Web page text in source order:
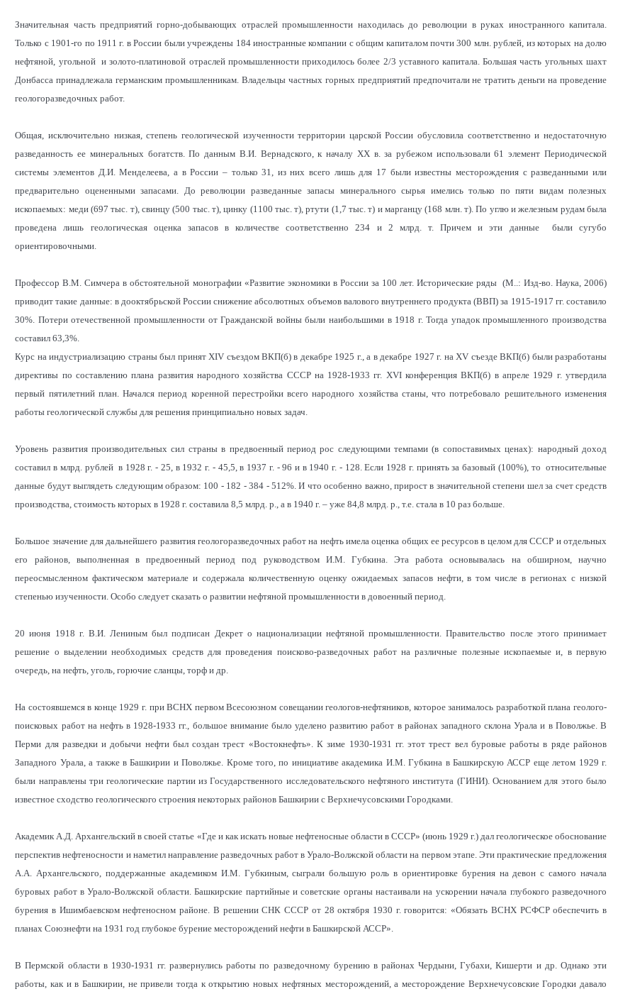
Значительная часть предприятий горно-добывающих отраслей промышленности находилась до революции в руках иностранного капитала.
Только с 1901-го по 1911 г. в России были учреждены 184 иностранные компании с общим капиталом почти 300 млн. рублей, из которых на долю
нефтяной, угольной и золото-платиновой отраслей промышленности приходилось более 2/3 уставного капитала. Большая часть угольных шахт
Донбасса принадлежала германским промышленникам. Владельцы частных горных предприятий предпочитали не тратить деньги на проведение
геологоразведочных работ.
Общая, исключительно низкая, степень геологической изученности территории царской России обусловила соответственно и недостаточную
разведанность ее минеральных богатств. По данным В.И. Вернадского, к началу XX в. за рубежом использовали 61 элемент Периодической
системы элементов Д.И. Менделеева, а в России – только 31, из них всего лишь для 17 были известны месторождения с разведанными или
предварительно оцененными запасами. До революции разведанные запасы минерального сырья имелись только по пяти видам полезных
ископаемых: меди (697 тыс. т), свинцу (500 тыс. т), цинку (1100 тыс. т), ртути (1,7 тыс. т) и марганцу (168 млн. т). По углю и железным рудам была
проведена лишь геологическая оценка запасов в количестве соответственно 234 и 2 млрд. т. Причем и эти данные были сугубо
ориентировочными.
Профессор В.М. Симчера в обстоятельной монографии «Развитие экономики в России за 100 лет. Исторические ряды (М..: Изд-во. Наука, 2006)
приводит такие данные: в дооктябрьской России снижение абсолютных объемов валового внутреннего продукта (ВВП) за 1915-1917 гг. составило
30%. Потери отечественной промышленности от Гражданской войны были наибольшими в 1918 г. Тогда упадок промышленного производства
составил 63,3%.
Курс на индустриализацию страны был принят XIV съездом ВКП(б) в декабре 1925 г., а в декабре 1927 г. на XV съезде ВКП(б) были разработаны
директивы по составлению плана развития народного хозяйства СССР на 1928-1933 гг. XVI конференция ВКП(б) в апреле 1929 г. утвердила
первый пятилетний план. Начался период коренной перестройки всего народного хозяйства станы, что потребовало решительного изменения
работы геологической службы для решения принципиально новых задач.
Уровень развития производительных сил страны в предвоенный период рос следующими темпами (в сопоставимых ценах): народный доход
составил в млрд. рублей в 1928 г. - 25, в 1932 г. - 45,5, в 1937 г. - 96 и в 1940 г. - 128. Если 1928 г. принять за базовый (100%), то относительные
данные будут выглядеть следующим образом: 100 - 182 - 384 - 512%. И что особенно важно, прирост в значительной степени шел за счет средств
производства, стоимость которых в 1928 г. составила 8,5 млрд. р., а в 1940 г. – уже 84,8 млрд. р., т.е. стала в 10 раз больше.
Большое значение для дальнейшего развития геологоразведочных работ на нефть имела оценка общих ее ресурсов в целом для СССР и отдельных
его районов, выполненная в предвоенный период под руководством И.М. Губкина. Эта работа основывалась на обширном, научно
переосмысленном фактическом материале и содержала количественную оценку ожидаемых запасов нефти, в том числе в регионах с низкой
степенью изученности. Особо следует сказать о развитии нефтяной промышленности в довоенный период.
20 июня 1918 г. В.И. Лениным был подписан Декрет о национализации нефтяной промышленности. Правительство после этого принимает
решение о выделении необходимых средств для проведения поисково-разведочных работ на различные полезные ископаемые и, в первую
очередь, на нефть, уголь, горючие сланцы, торф и др.
На состоявшемся в конце 1929 г. при ВСНХ первом Всесоюзном совещании геологов-нефтяников, которое занималось разработкой плана геолого-
поисковых работ на нефть в 1928-1933 гг., большое внимание было уделено развитию работ в районах западного склона Урала и в Поволжье. В
Перми для разведки и добычи нефти был создан трест «Востокнефть». К зиме 1930-1931 гг. этот трест вел буровые работы в ряде районов
Западного Урала, а также в Башкирии и Поволжье. Кроме того, по инициативе академика И.М. Губкина в Башкирскую АССР еще летом 1929 г.
были направлены три геологические партии из Государственного исследовательского нефтяного института (ГИНИ). Основанием для этого было
известное сходство геологического строения некоторых районов Башкирии с Верхнечусовскими Городками.
Академик А.Д. Архангельский в своей статье «Где и как искать новые нефтеносные области в СССР» (июнь 1929 г.) дал геологическое обоснование
перспектив нефтеносности и наметил направление разведочных работ в Урало-Волжской области на первом этапе. Эти практические предложения
А.А. Архангельского, поддержанные академиком И.М. Губкиным, сыграли большую роль в ориентировке бурения на девон с самого начала
буровых работ в Урало-Волжской области. Башкирские партийные и советские органы настаивали на ускорении начала глубокого разведочного
бурения в Ишимбаевском нефтеносном районе. В решении СНК СССР от 28 октября 1930 г. говорится: «Обязать ВСНХ РСФСР обеспечить в
планах Союзнефти на 1931 год глубокое бурение месторождений нефти в Башкирской АССР».
В Пермской области в 1930-1931 гг. развернулись работы по разведочному бурению в районах Чердыни, Губахи, Кишерти и др. Однако эти
работы, как и в Башкирии, не привели тогда к открытию новых нефтяных месторождений, а месторождение Верхнечусовские Городки давало